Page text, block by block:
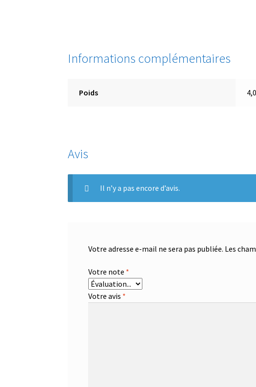
Informations complémentaires
Poids
Avis
Il n’y a pas encore d’avis.
Votre adresse e-mail ne sera pas publiée. Les
Votre note *
Votre avis *